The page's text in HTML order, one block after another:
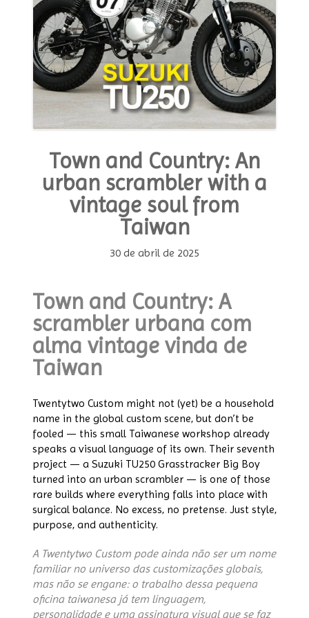
Town and Country: An
urban scrambler with a
vintage soul from
Taiwan
30 de abril de 2025
Town and Country: A
scrambler urbana com
alma vintage vinda de
Taiwan
Twentytwo Custom might not (yet) be a household
name in the global custom scene, but don’t be
fooled — this small Taiwanese workshop already
speaks a visual language of its own. Their seventh
project — a Suzuki TU250 Grasstracker Big Boy
turned into an urban scrambler — is one of those
rare builds where everything falls into place with
surgical balance. No excess, no pretense. Just style,
purpose, and authenticity.
A Twentytwo Custom pode ainda não ser um nome
familiar no universo das customizações globais,
mas não se engane: o trabalho dessa pequena
oficina taiwanesa já tem linguagem,
personalidade e uma assinatura visual que se faz